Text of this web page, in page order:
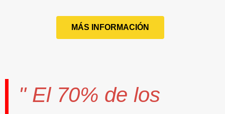
MÁS INFORMACIÓN
" El 70% de los